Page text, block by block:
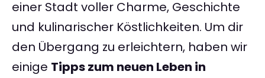
einer Stadt voller Charme, Geschichte
und kulinarischer Köstlichkeiten. Um dir
den Übergang zu erleichtern, haben wir
einige Tipps zum neuen Leben in